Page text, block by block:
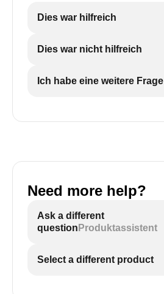
Dies war hilfreich
Dies war nicht hilfreich
Ich habe eine weitere Frage
Need more help?
Ask a different
question Produktassistent
Select a different product